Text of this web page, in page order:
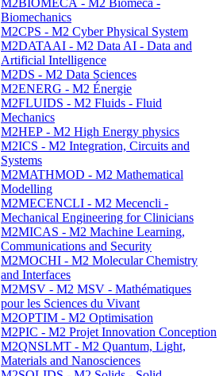
M2BIOMECA - M2 Biomeca -
Biomechanics
M2CPS - M2 Cyber Physical System
M2DATAAI - M2 Data AI - Data and
Artificial Intelligence
M2DS - M2 Data Sciences
M2ENERG - M2 Énergie
M2FLUIDS - M2 Fluids - Fluid
Mechanics
M2HEP - M2 High Energy physics
M2ICS - M2 Integration, Circuits and
Systems
M2MATHMOD - M2 Mathematical
Modelling
M2MECENCLI - M2 Mecencli -
Mechanical Engineering for Clinicians
M2MICAS - M2 Machine Learning,
Communications and Security
M2MOCHI - M2 Molecular Chemistry
and Interfaces
M2MSV - M2 MSV - Mathématiques
pour les Sciences du Vivant
M2OPTIM - M2 Optimisation
M2PIC - M2 Projet Innovation Conception
M2QNSLMT - M2 Quantum, Light,
Materials and Nanosciences